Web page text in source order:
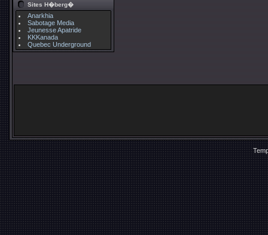
Sites H�berg�
Anarkhia
Sabotage Media
Jeunesse Apatride
KKKanada
Quebec Underground